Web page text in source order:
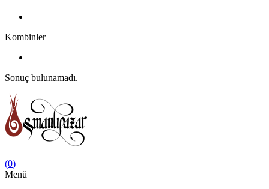
Kombinler
Sonuç bulunamadı.
(0)
Menü